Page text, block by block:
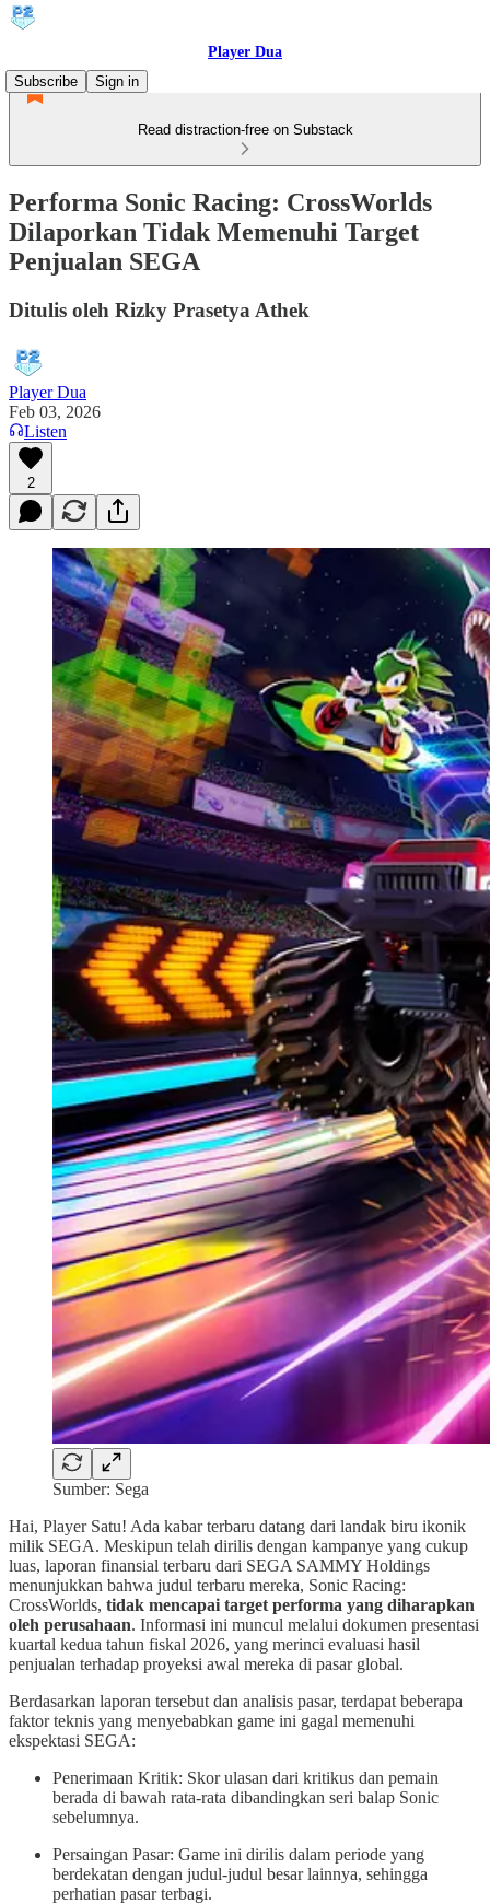
Player Dua
Subscribe
Sign in
Read distraction-free on Substack
Performa Sonic Racing: CrossWorlds
Dilaporkan Tidak Memenuhi Target
Penjualan SEGA
Ditulis oleh Rizky Prasetya Athek
Player Dua
Feb 03, 2026
Listen
2
Sumber: Sega
Hai, Player Satu! Ada kabar terbaru datang dari landak biru ikonik
milik SEGA. Meskipun telah dirilis dengan kampanye yang cukup
luas, laporan finansial terbaru dari SEGA SAMMY Holdings
menunjukkan bahwa judul terbaru mereka, Sonic Racing:
CrossWorlds, tidak mencapai target performa yang diharapkan
oleh perusahaan. Informasi ini muncul melalui dokumen presentasi
kuartal kedua tahun fiskal 2026, yang merinci evaluasi hasil
penjualan terhadap proyeksi awal mereka di pasar global.
Berdasarkan laporan tersebut dan analisis pasar, terdapat beberapa
faktor teknis yang menyebabkan game ini gagal memenuhi
ekspektasi SEGA:
Penerimaan Kritik: Skor ulasan dari kritikus dan pemain
berada di bawah rata-rata dibandingkan seri balap Sonic
sebelumnya.
Persaingan Pasar: Game ini dirilis dalam periode yang
berdekatan dengan judul-judul besar lainnya, sehingga
perhatian pasar terbagi.